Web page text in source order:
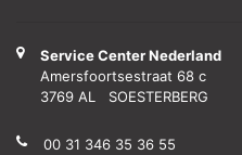
Service Center Nederland
Amersfoortsestraat 68 c
3769 AL SOESTERBERG
00 31 346 35 36 55